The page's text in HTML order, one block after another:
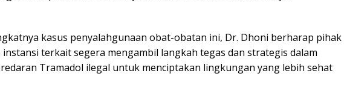
kasus penyalahgunaan obat-obatan ini, Dr. Dhoni berharap pihak
instansi terkait segera mengambil langkah tegas dan strategis dalam
Tramadol ilegal untuk menciptakan lingkungan yang lebih sehat